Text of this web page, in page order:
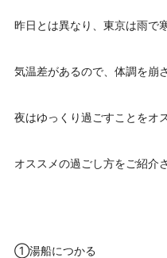
昨日とは異なり、東京は雨で
気温差があるので、体調を崩
夜はゆっくり過ごすことをオ
オススメの過ごし方をご紹介
①湯船につかる